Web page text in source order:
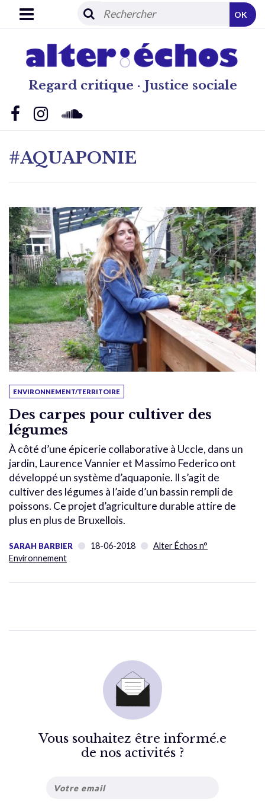
Regard critique · Justice sociale
OK
#AQUAPONIE
ENVIRONNEMENT/TERRITOIRE
Des carpes pour cultiver des
légumes
À côté d’une épicerie collaborative à Uccle, dans un
jardin, Laurence Vannier et Massimo Federico ont
développé un système d’aquaponie. Il s’agit de
cultiver des légumes à l’aide d’un bassin rempli de
poissons. Ce projet d’agriculture durable attire de
plus en plus de Bruxellois.
SARAH BARBIER 18-06-2018
Alter Échos n°
Environnement
Vous souhaitez être informé.e
de nos activités ?